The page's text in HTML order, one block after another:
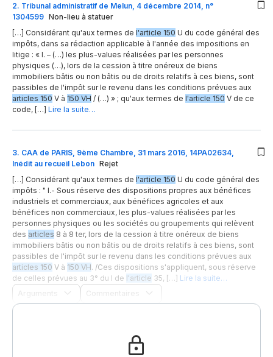
2. Tribunal administratif de Melun, 4 décembre 2014, n°
1304599 Non-lieu à statuer
[…] Considérant qu'aux termes de l'article 150 U du code général des
impôts, dans sa rédaction applicable à l'année des impositions en
litige : « I. – (…) les plus-values réalisées par les personnes
physiques (…), lors de la cession à titre onéreux de biens
immobiliers bâtis ou non bâtis ou de droits relatifs à ces biens, sont
passibles de l'impôt sur le revenu dans les conditions prévues aux
articles 150 V à 150 VH / (…) » ; qu'aux termes de l'article 150 V de ce
code, […] Lire la suite…
3. CAA de PARIS, 9ème Chambre, 31 mars 2016, 14PA02634,
Inédit au recueil Lebon Rejet
[…] Considérant qu'aux termes de l'article 150 U du code général des
impôts : " I.- Sous réserve des dispositions propres aux bénéfices
industriels et commerciaux, aux bénéfices agricoles et aux
bénéfices non commerciaux, les plus-values réalisées par les
personnes physiques ou les sociétés ou groupements qui relèvent
des articles 8 à 8 ter, lors de la cession à titre onéreux de biens
immobiliers bâtis ou non bâtis ou de droits relatifs à ces biens, sont
passibles de l'impôt sur le revenu dans les conditions prévues aux
articles 150 V à 150 VH. /Ces dispositions s'appliquent, sous réserve
de celles prévues au 3° du I de l'article 35, […] Lire la suite…
Arguments
Commentaires